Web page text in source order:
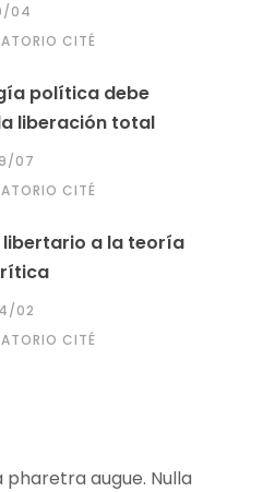
04
CITÉ
política debe
liberación total
07
CITÉ
libertario a la teoría
02
CITÉ
pharetra augue. Nulla